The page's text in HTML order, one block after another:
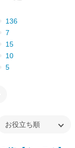
136
7
15
10
5